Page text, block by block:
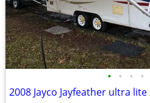
• • • •
2008 Jayco Jayfeather ultra